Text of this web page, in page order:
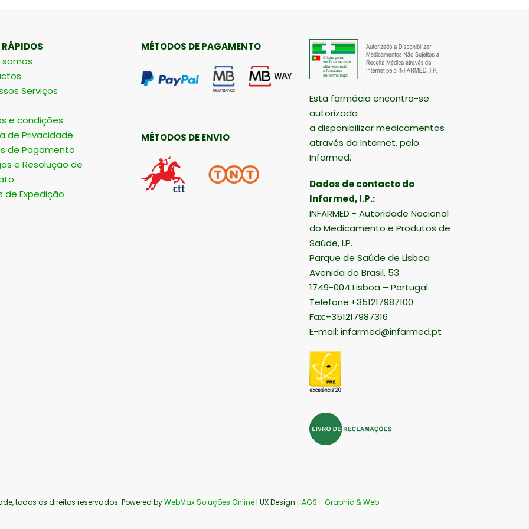
somos
Serviços
e condições
de Privacidade
de Pagamento
e Resolução de
de Expedição
MÉTODOS DE PAGAMENTO
MÉTODOS DE ENVIO
Esta farmácia encontra-se
autorizada
a disponibilizar medicamentos
através da Internet, pelo
Infarmed.
Dados de contacto do
Infarmed, I.P.:
INFARMED - Autoridade Nacional
do Medicamento e Produtos de
Saúde, I.P.
Parque de Saúde de Lisboa
Avenida do Brasil, 53
1749-004 Lisboa – Portugal
Telefone:+351217987100
Fax:+351217987316
E-mail: infarmed@infarmed.pt
todos os direitos reservados. Powered byWebMax Soluções Online | UX Design HAGS - Graphic & Web